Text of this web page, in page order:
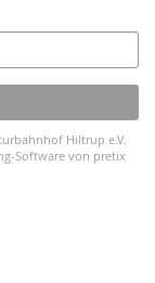
Hiltrup e.V.
Software von pretix